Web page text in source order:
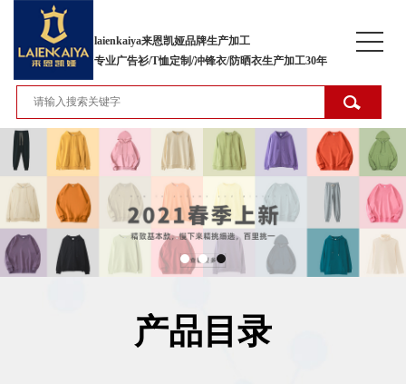
laienkaiya来恩凯娅品牌生产加工
专业广告衫/T恤定制/冲锋衣/防晒衣生产加工30年
产品目录